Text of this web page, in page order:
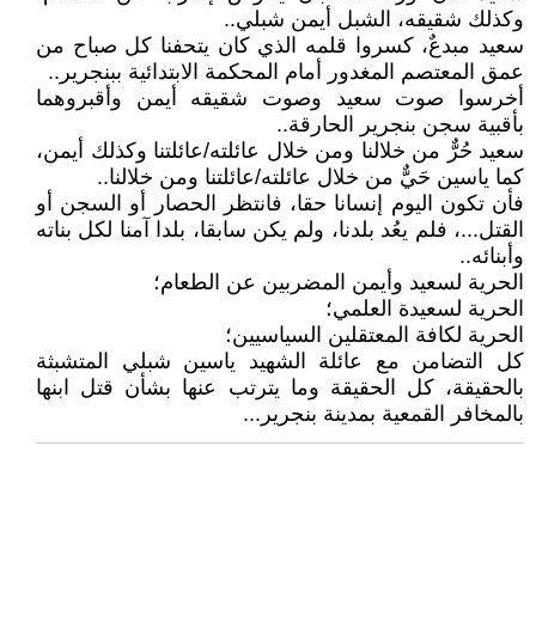
وكذلك شقيقه، الشبل أيمن شبلي..
سعيد مبدعٌ، كسروا قلمه الذي كان يتحفنا كل صباح من
عمق المعتصم المغدور أمام المحكمة الابتدائية ببنجرير..
أخرسوا صوت سعيد وصوت شقيقه أيمن وأقبروهما
بأقبية سجن بنجرير الحارقة..
سعيد حُرٌّ من خلالنا ومن خلال عائلته/عائلتنا وكذلك أيمن،
كما ياسين حَيٌّ من خلال عائلته/عائلتنا ومن خلالنا..
فأن تكون اليوم إنسانا حقا، فانتظر الحصار أو السجن أو
القتل...، فلم يعُد بلدنا، ولم يكن سابقا، بلدا آمنا لكل بناته
وأبنائه..
الحرية لسعيد وأيمن المضربين عن الطعام؛
الحرية لسعيدة العلمي؛
الحرية لكافة المعتقلين السياسيين؛
كل التضامن مع عائلة الشهيد ياسين شبلي المتشبثة
بالحقيقة، كل الحقيقة وما يترتب عنها بشأن قتل ابنها
بالمخافر القمعية بمدينة بنجرير...